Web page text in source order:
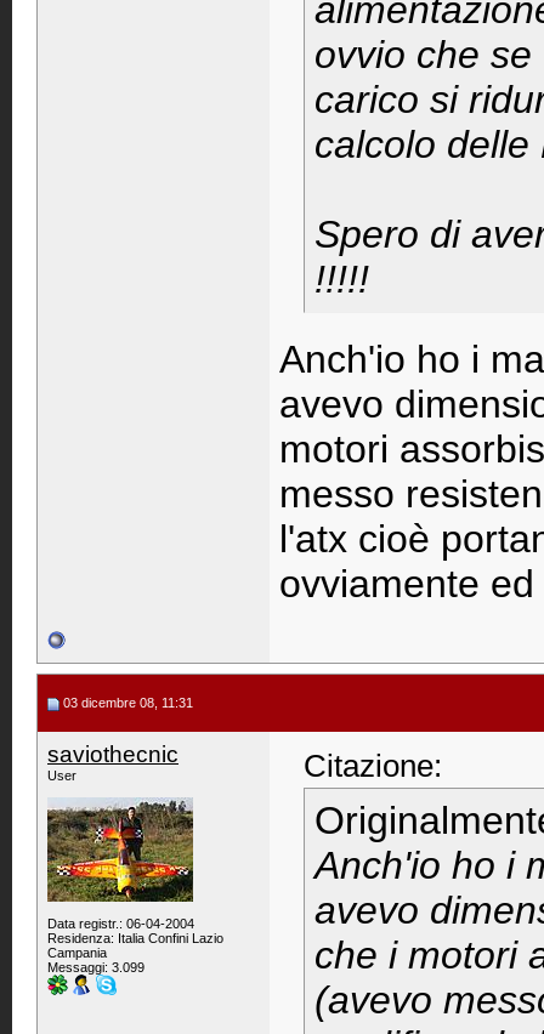
ovvio che
carico si
calcolo delle
Spero di
!!!!!
Anch'io ho i
avevo
motori
messo
l'atx cioè
ovviamente
03 dicembre 08, 11:31
saviothecnic
User
Data registr.: 06-04-2004
Residenza: Italia Confini Lazio
Campania
Messaggi: 3.099
Citazione:
Anch'io ho i
avevo
che i motori
(avevo